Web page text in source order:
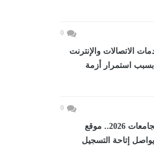
0
الاتصالات والإنترنت
استمرار أزمة
0
تنسيق الجامعات 2026.. موقع
يواصل إتاحة التسجيل